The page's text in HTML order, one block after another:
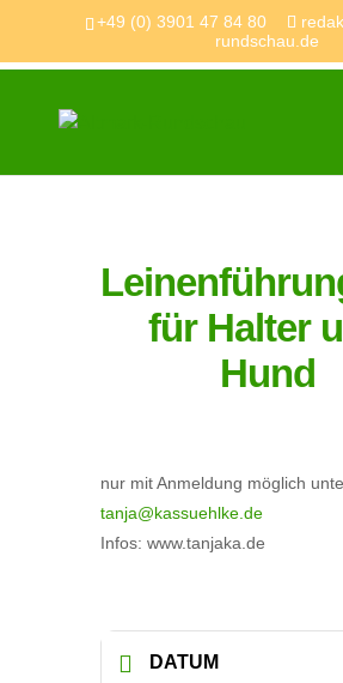
+49 (0) 3901 47 84 80
rundschau.de
für Halter
Hund
nur mit Anmeldung möglich
tanja@kassuehlke.de
Infos: www.tanjaka.de
DATUM